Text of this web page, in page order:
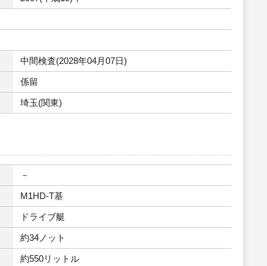
中間検査(2028年04月07日)
係留
埼玉(関東)
－
M1HD-T基
ドライブ艇
約34ノット
約550リットル